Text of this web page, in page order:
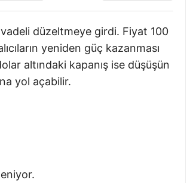
vadeli düzeltmeye girdi. Fiyat 100
yeniden güç kazanması
altındaki kapanış ise düşüşün
yol açabilir.